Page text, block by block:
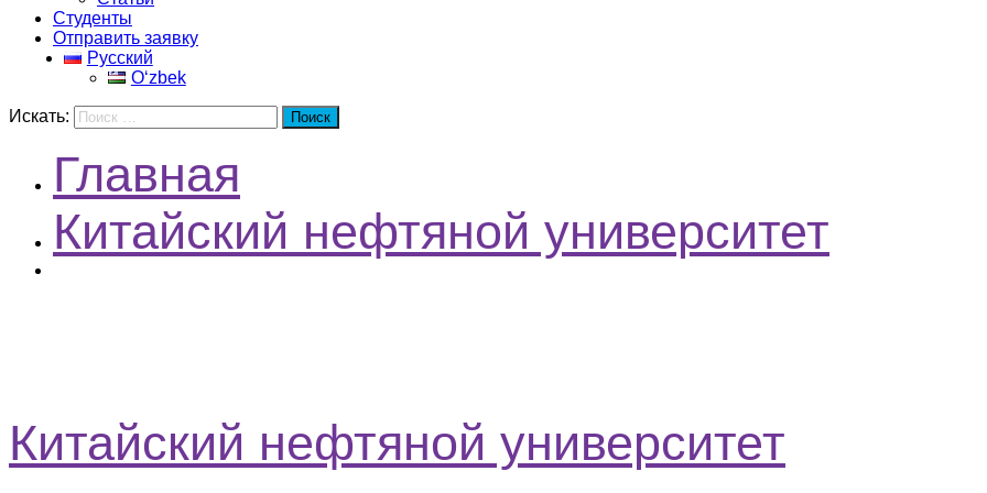
Студенты
Отправить заявку
Русский
Oʻzbek
Искать: Поиск
Главная
Китайский нефтяной университет
Китайский нефтяной университет